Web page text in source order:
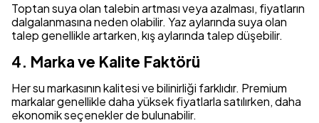
Toptan suya olan talebin artması veya azalması, fiyatların
dalgalanmasına neden olabilir. Yaz aylarında suya olan
talep genellikle artarken, kış aylarında talep düşebilir.
4. Marka ve Kalite Faktörü
Her su markasının kalitesi ve bilinirliği farklıdır. Premium
markalar genellikle daha yüksek fiyatlarla satılırken, daha
ekonomik seçenekler de bulunabilir.